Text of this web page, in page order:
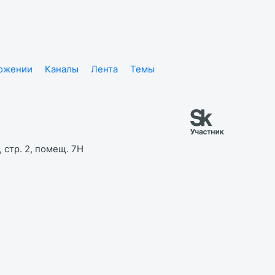
Каналы Лента
Темы
стр. 2, помещ. 7Н